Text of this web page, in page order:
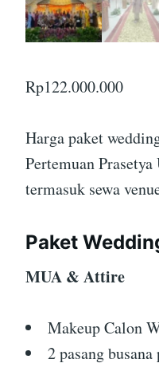
Rp122.000.000
Harga paket
Pertemuan
termasuk sewa
Paket
MUA & Attire
Makeup Calon
2 pasang